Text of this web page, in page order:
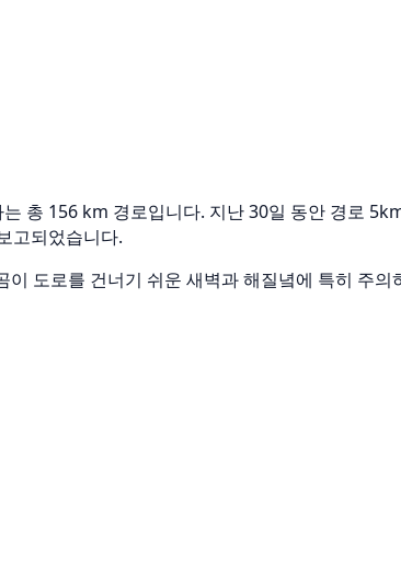
총 156 km 경로입니다. 지난 30일 동안 경로
고되었습니다.
도로를 건너기 쉬운 새벽과 해질녘에 특히 주의